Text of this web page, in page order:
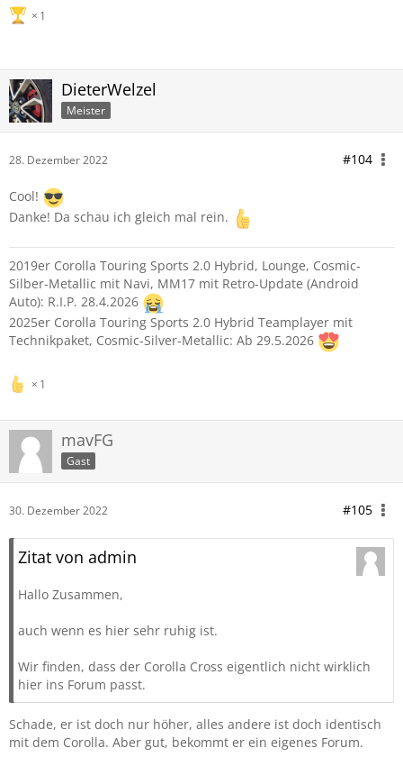
1
DieterWelzel
Meister
28. Dezember 2022 #104
Cool!
Danke! Da schau ich gleich mal rein.
2019er Corolla Touring Sports 2.0 Hybrid, Lounge, Cosmic-
Silber-Metallic mit Navi, MM17 mit Retro-Update (Android
Auto): R.I.P. 28.4.2026
2025er Corolla Touring Sports 2.0 Hybrid Teamplayer mit
Technikpaket, Cosmic-Silver-Metallic: Ab 29.5.2026
1
mavFG
Gast
30. Dezember 2022 #105
Zitat von admin
Hallo Zusammen,
auch wenn es hier sehr ruhig ist.
Wir finden, dass der Corolla Cross eigentlich nicht wirklich
hier ins Forum passt.
Schade, er ist doch nur höher, alles andere ist doch identisch
mit dem Corolla. Aber gut, bekommt er ein eigenes Forum.